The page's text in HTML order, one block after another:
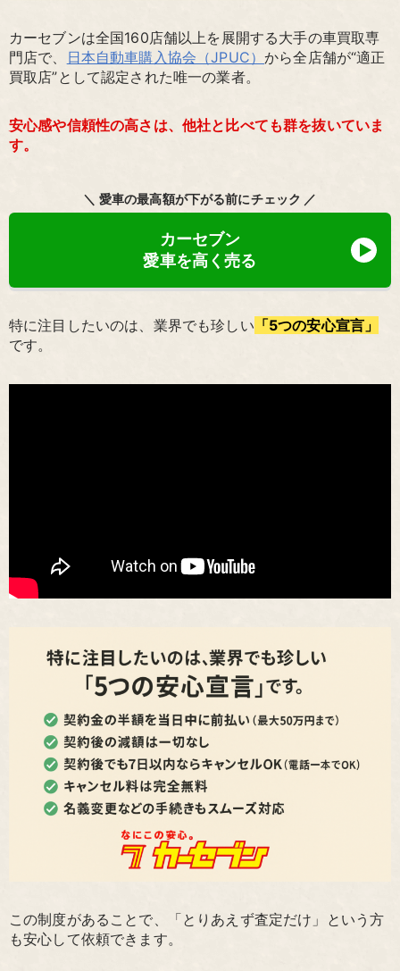
カーセブンは全国160店舗以上を展開する大手の車買取専
門店で、
日本自動車購入協会（JPUC）から全店舗が“適正
買取店”として認定された唯一の業者。
安心感や信頼性の高さは、他社と比べても群を抜いていま
す。
＼ 愛車の最高額が下がる前にチェック ／
カーセブン
愛車を高く売る
特に注目したいのは、業界でも珍しい 「5つの安心宣言」
です。
この制度があることで、「とりあえず査定だけ」という方
も安心して依頼できます。